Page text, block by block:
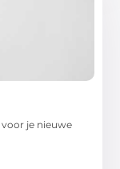
je nieuwe